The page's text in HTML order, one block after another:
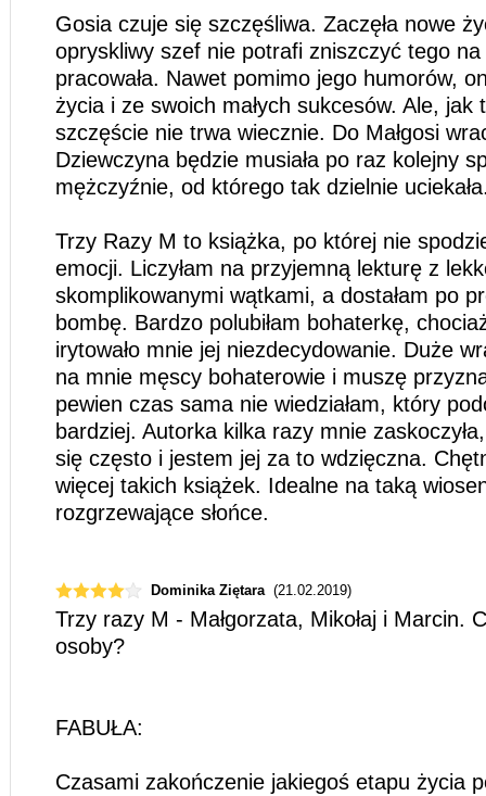
Gosia czuje się szczęśliwa. Zaczęła nowe
opryskliwy szef nie potrafi zniszczyć tego
pracowała. Nawet pomimo jego humorów,
życia i ze swoich małych sukcesów. Ale, jak
szczęście nie trwa wiecznie. Do Małgosi
Dziewczyna będzie musiała po raz kolejny
mężczyźnie, od którego tak dzielnie
Trzy Razy M to książka, po której nie
emocji. Liczyłam na przyjemną lekturę z
skomplikowanymi wątkami, a dostałam po
bombę. Bardzo polubiłam bohaterkę,
irytowało mnie jej niezdecydowanie. Duże
na mnie męscy bohaterowie i muszę
pewien czas sama nie wiedziałam, który
bardziej. Autorka kilka razy mnie
się często i jestem jej za to wdzięczna.
więcej takich książek. Idealne na taką
rozgrzewające słońce.
Dominika Ziętara (21.02.2019)
Trzy razy M - Małgorzata, Mikołaj i Marcin.
osoby?
FABUŁA:
Czasami zakończenie jakiegoś etapu życia